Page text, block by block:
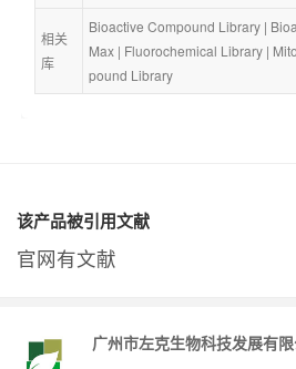
相关
库
Bioactive Compound Library |
Max | Fluorochemical Library |
pound Library
该产品被引用文献
官网有文献
广州市左克生物科技发展有